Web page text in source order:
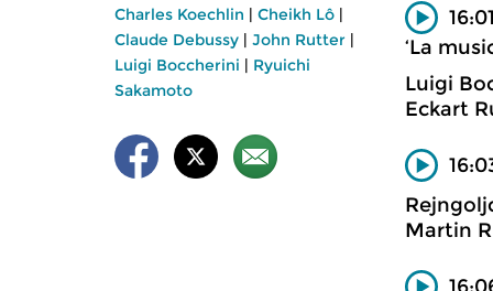
Charles Koechlin | Cheikh Lô |
Claude Debussy | John Rutter |
Luigi Boccherini | Ryuichi
Sakamoto
‘La
Luigi
Eckart
Martin